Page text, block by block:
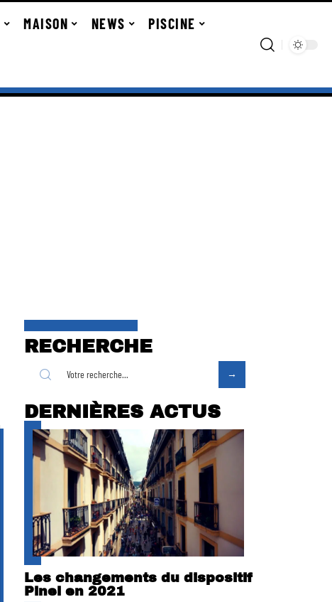
MAISON NEWS PISCINE
RECHERCHE
DERNIÈRES ACTUS
Les changements du dispositif
Pinel en 2021